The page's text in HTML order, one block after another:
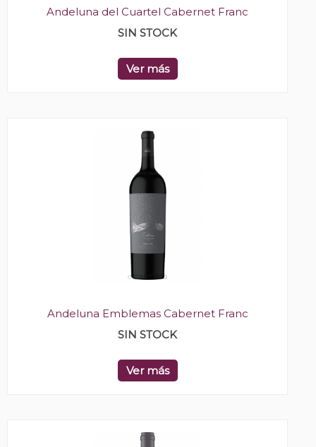
Andeluna del Cuartel Cabernet Franc
SIN STOCK
Ver más
Andeluna Emblemas Cabernet Franc
SIN STOCK
Ver más